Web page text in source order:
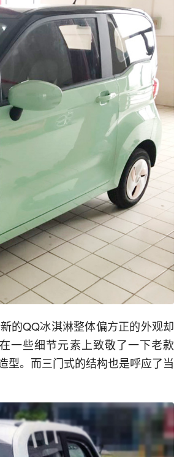
的QQ冰淇淋整体偏方正的外观却
一些细节元素上致敬了一下老款
型。而三门式的结构也是呼应了当